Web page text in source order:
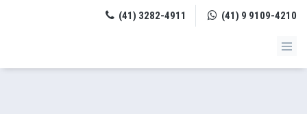
(41) 3282-4911 (41) 9 9109-4210